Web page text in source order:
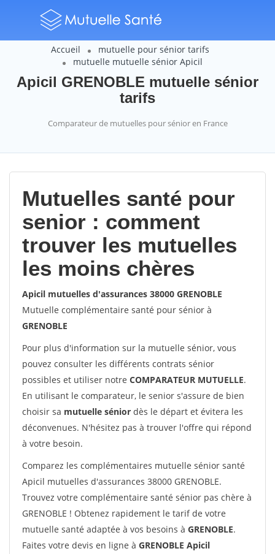
Accueil
mutuelle pour sénior tarifs
mutuelle mutuelle sénior Apicil
Apicil GRENOBLE mutuelle sénior
tarifs
Comparateur de mutuelles pour sénior en France
Mutuelles santé pour
senior : comment
trouver les mutuelles
les moins chères
Apicil mutuelles d'assurances 38000 GRENOBLE
Mutuelle complémentaire santé pour sénior à
GRENOBLE
Pour plus d'information sur la mutuelle sénior, vous
pouvez consulter les différents contrats sénior
possibles et utiliser notre COMPARATEUR MUTUELLE.
En utilisant le comparateur, le senior s'assure de bien
choisir sa mutuelle sénior dès le départ et évitera les
déconvenues. N'hésitez pas à trouver l'offre qui répond
à votre besoin.
Comparez les complémentaires mutuelle sénior santé
Apicil mutuelles d'assurances 38000 GRENOBLE.
Trouvez votre complémentaire santé sénior pas chère à
GRENOBLE ! Obtenez rapidement le tarif de votre
mutuelle santé adaptée à vos besoins à GRENOBLE.
Faites votre devis en ligne à GRENOBLE Apicil